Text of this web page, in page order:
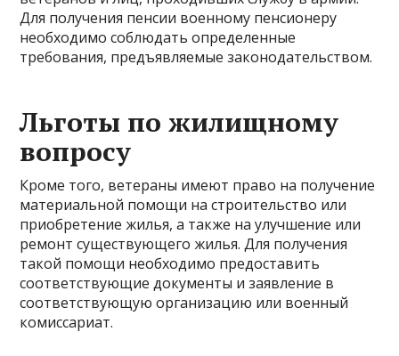
Для получения пенсии военному пенсионеру
необходимо соблюдать определенные
требования, предъявляемые законодательством.
Льготы по жилищному
вопросу
Кроме того, ветераны имеют право на получение
материальной помощи на строительство или
приобретение жилья, а также на улучшение или
ремонт существующего жилья. Для получения
такой помощи необходимо предоставить
соответствующие документы и заявление в
соответствующую организацию или военный
комиссариат.